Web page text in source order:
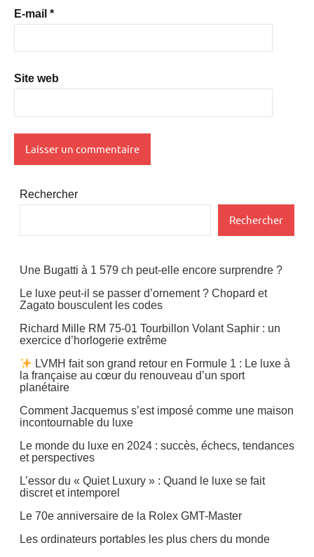
E-mail *
Site web
Rechercher
Rechercher
Une Bugatti à 1 579 ch peut-elle encore surprendre ?
Le luxe peut-il se passer d’ornement ? Chopard et
Zagato bousculent les codes
Richard Mille RM 75-01 Tourbillon Volant Saphir : un
exercice d’horlogerie extrême
LVMH fait son grand retour en Formule 1 : Le luxe à
la française au cœur du renouveau d’un sport
planétaire
Comment Jacquemus s’est imposé comme une maison
incontournable du luxe
Le monde du luxe en 2024 : succès, échecs, tendances
et perspectives
L’essor du « Quiet Luxury » : Quand le luxe se fait
discret et intemporel
Le 70e anniversaire de la Rolex GMT-Master
Les ordinateurs portables les plus chers du monde